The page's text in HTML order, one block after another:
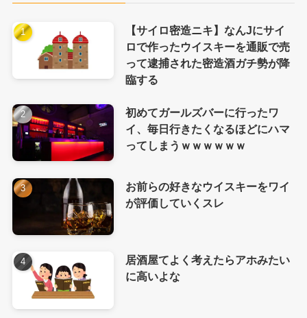
【サイロ密造ニキ】なんJにサイ
ロで作ったウイスキーを通販で売
って逮捕された密造酒ガチ勢が降
臨する
初めてガールズバーに行ったワ
イ、毎日行きたくなるほどにハマ
ってしまうｗｗｗｗｗｗ
お前らの好きなウイスキーをワイ
が評価していくスレ
居酒屋てよく考えたらアホみたい
に高いよな